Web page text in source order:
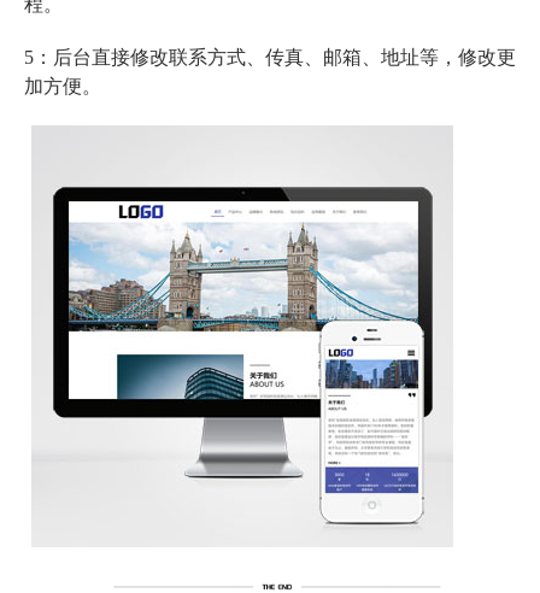
程。
5：后台直接修改联系方式、传真、邮箱、地址等，修改更
加方便。